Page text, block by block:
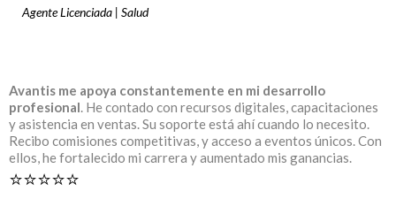
Agente Licenciada | Salud
Avantis me apoya constantemente en mi desarrollo
profesional. He contado con recursos digitales, capacitaciones
y asistencia en ventas. Su soporte está ahí cuando lo necesito.
Recibo comisiones competitivas, y acceso a eventos únicos. Con
ellos, he fortalecido mi carrera y aumentado mis ganancias.
⭐️⭐️⭐️⭐️⭐️